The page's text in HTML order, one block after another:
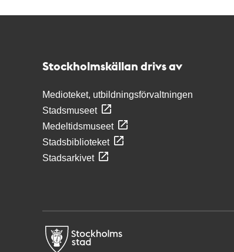
Stockholmskällan drivs av
Medioteket, utbildningsförvaltningen
Stadsmuseet
Medeltidsmuseet
Stadsbiblioteket
Stadsarkivet